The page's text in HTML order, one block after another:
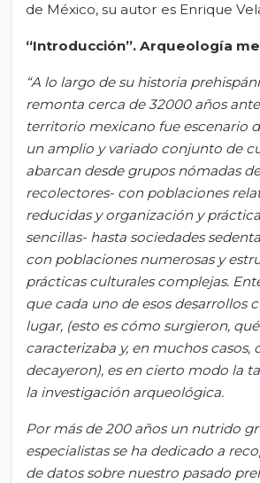
de México, su autor es Enrique
“Introducción”. Arqueología
“A lo largo de su historia
remonta cerca de 32000 años
territorio mexicano fue escenario
un amplio y variado conjunto de
abarcan desde grupos nómadas
recolectores- con poblaciones
reducidas y organización y
sencillas- hasta sociedades
con poblaciones numerosas y
prácticas culturales complejas.
que cada uno de esos desarrollos
lugar, (esto es cómo surgieron,
caracterizaba y, en muchos casos,
decayeron), es en cierto modo la
la investigación arqueológica.
Por más de 200 años un nutrido
especialistas se ha dedicado a
de datos sobre nuestro pasado